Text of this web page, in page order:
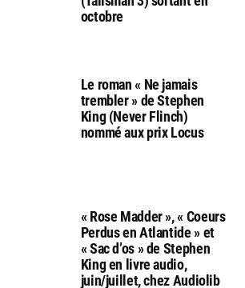
octobre
Le roman « Ne jamais
trembler » de Stephen
King (Never Flinch)
nommé aux prix Locus
« Rose Madder », « Coeurs
Perdus en Atlantide » et
« Sac d’os » de Stephen
King en livre audio,
juin/juillet, chez Audiolib